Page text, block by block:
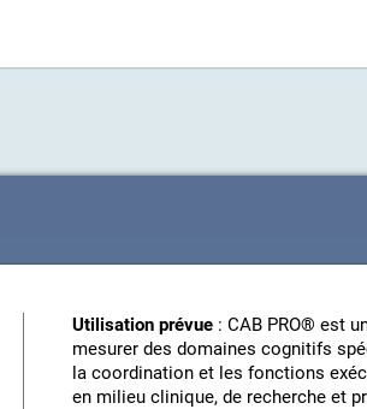
Utilisation prévue : CAB PRO® est
mesurer des domaines cognitifs
la coordination et les fonctions
en milieu clinique, de recherche et